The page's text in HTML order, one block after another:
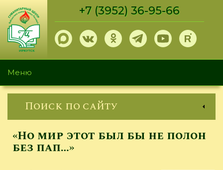
Перейти
основному
содержанию
+7 (3952) 36-95-66
Меню
Поиск по сайту
«Но мир этот был бы не полон
без пап…»